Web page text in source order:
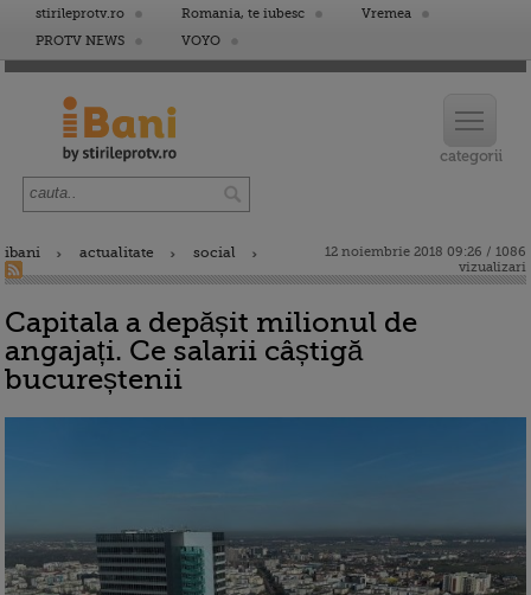
stirileprotv.ro Romania, te iubesc
Vremea
PROTV NEWS
VOYO
ibani actualitate social
12 noiembrie 2018 09:26 / 1086
vizualizari
Capitala a depășit milionul de
angajați. Ce salarii câștigă
bucureștenii